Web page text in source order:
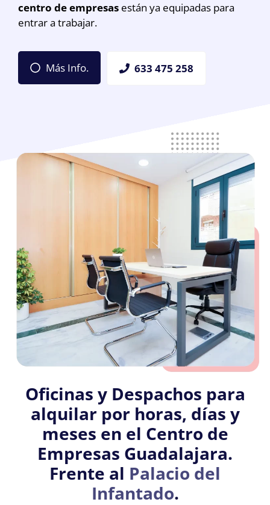
centro de empresas están ya equipadas para
entrar a trabajar.
Más Info. 633 475 258
Oficinas y Despachos para
alquilar por horas, días y
meses en el Centro de
Empresas Guadalajara.
Frente al Palacio del
Infantado.